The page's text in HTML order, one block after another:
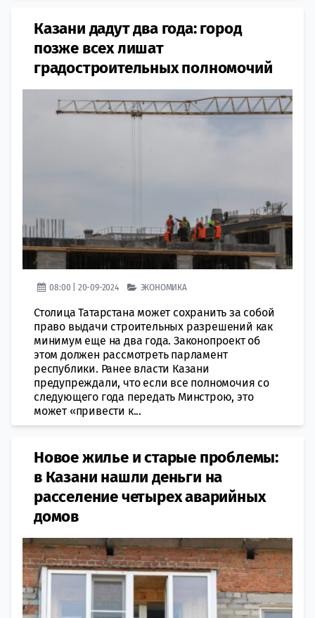
Казани дадут два года: город
позже всех лишат
градостроительных полномочий
08:00 | 20-09-2024 ЭКОНОМИКА
Столица Татарстана может сохранить за собой
право выдачи строительных разрешений как
минимум еще на два года. Законопроект об
этом должен рассмотреть парламент
республики. Ранее власти Казани
предупреждали, что если все полномочия со
следующего года передать Минстрою, это
может «привести к...
Новое жилье и старые проблемы:
в Казани нашли деньги на
расселение четырех аварийных
домов